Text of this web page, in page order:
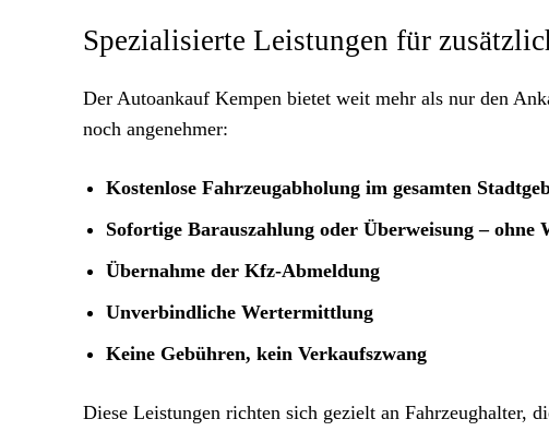
Spezialisierte Leistungen für
Der Autoankauf Kempen bietet weit mehr als nur den
noch angenehmer:
Kostenlose Fahrzeugabholung im gesamten
Sofortige Barauszahlung oder Überweisung – ohne
Übernahme der Kfz-Abmeldung
Unverbindliche Wertermittlung
Keine Gebühren, kein Verkaufszwang
Diese Leistungen richten sich gezielt an Fahrzeughalter,